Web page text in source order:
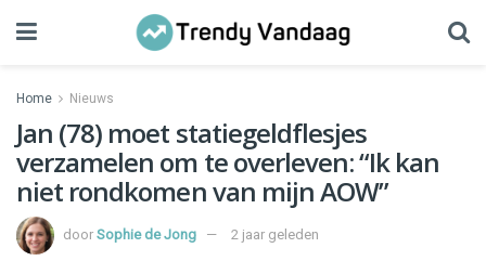
Home Nieuws
Jan (78) moet statiegeldflesjes
verzamelen om te overleven: “Ik kan
niet rondkomen van mijn AOW”
door Sophie de Jong 2 jaar geleden